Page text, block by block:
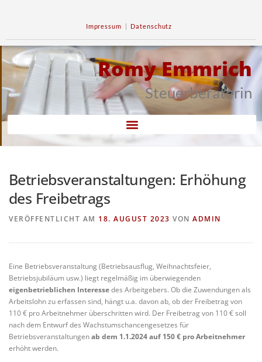
Impressum | Datenschutz
Romy Emmrich
Steuerberaterin
Betriebsveranstaltungen: Erhöhung
des Freibetrags
VERÖFFENTLICHT AM 18. AUGUST 2023 VON ADMIN
Eine Betriebsveranstaltung (Betriebsausflug, Weihnachtsfeier,
Betriebsjubiläum usw.) liegt regelmäßig im überwiegenden
eigenbetrieblichen Interessedes Arbeitgebers. Ob die Zuwendungen als
Arbeitslohn zu erfassen sind, hängt u.a. davon ab, ob der Freibetrag von
110 € pro Arbeitnehmer überschritten wird. Der Freibetrag von 110 € soll
nach dem Entwurf des Wachstumschancengesetzes für
Betriebsveranstaltungenab dem 1.1.2024 auf 150 € pro Arbeitnehmer
erhöht werden.